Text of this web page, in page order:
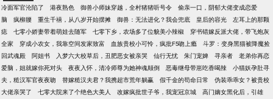
冷面军官沦陷了
港夜熟色 御兽小师妹穿越，全村猪猪听号令
偷亲一口，阴郁大佬变成恋爱
脑
疯柳腰 重生千禧，从八岁开始摆摊 御兽：无法进化？我会兜底 皇后的容光
左耳上的那颗
痣
七零小娇妻带着萌娃去随军 七零下乡，农场多了位貌美小辣椒
穿书错嫁反派大佬，带飞炮灰
全家
穿成小农女，我靠空间发家致富 血族贵校小可怜，疯批F5吻上瘾
斗罗：变身黑猫被降魔捡
回武魂殿
阿姐书 入梦六大校草后，丑肥恶女被亲哭 仙行无忧 朱门宠婢 寻亲者
老弟你再恋
爱脑，姐就嫁你死对头
夜夜入怀，清冷师尊为她神魂颠倒 恶毒继母带崽吃香喝辣
小猫妖孕肚寻
夫，糙汉军官夜夜吻
替嫁糙汉夫君？我携超市荒年躺赢 假千金的苟命日常
伪装乖乖女？被贵校
大佬亲哭了
七零大院来了个绝色大美人 改嫁疯批世子爷，我宠冠京城
高门嫡女黑化后，引雄